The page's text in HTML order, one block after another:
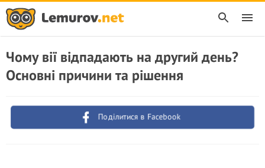
Чому вії відпадають на другий день?
Основні причини та рішення
Поділитися в Facebook